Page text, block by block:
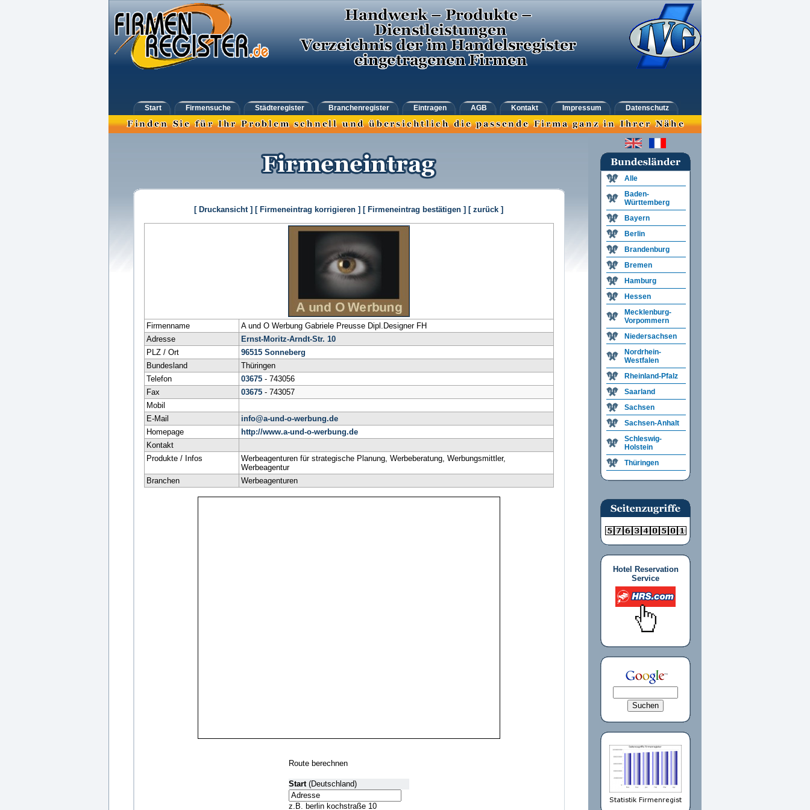
Start Firmensuche Städteregister Branchenregister Eintragen AGB Kontakt Impressum Datenschutz
[ Druckansicht ] [ Firmeneintrag korrigieren ] [ Firmeneintrag bestätigen ] [ zurück ]
Firmenname
A und O Werbung Gabriele Preusse Dipl.Designer FH
Adresse
Ernst-Moritz-Arndt-Str. 10
PLZ / Ort
96515 Sonneberg
Bundesland
Thüringen
Telefon
03675- 743056
Fax
03675- 743057
Mobil
E-Mail
info@a-und-o-werbung.de
Homepage
http://www.a-und-o-werbung.de
Kontakt
Produkte / Infos
Werbeagenturen für strategische Planung, Werbeberatung, Werbungsmittler,
Werbeagentur
Branchen
Werbeagenturen
Route berechnen
Start(Deutschland)
z.B. berlin kochstraße 10
Alle
Baden-
Württemberg
Bayern
Berlin
Brandenburg
Bremen
Hamburg
Hessen
Mecklenburg-
Vorpommern
Niedersachsen
Nordrhein-
Westfalen
Rheinland-Pfalz
Saarland
Sachsen
Sachsen-Anhalt
Schleswig-
Holstein
Thüringen
Hotel Reservation
Service